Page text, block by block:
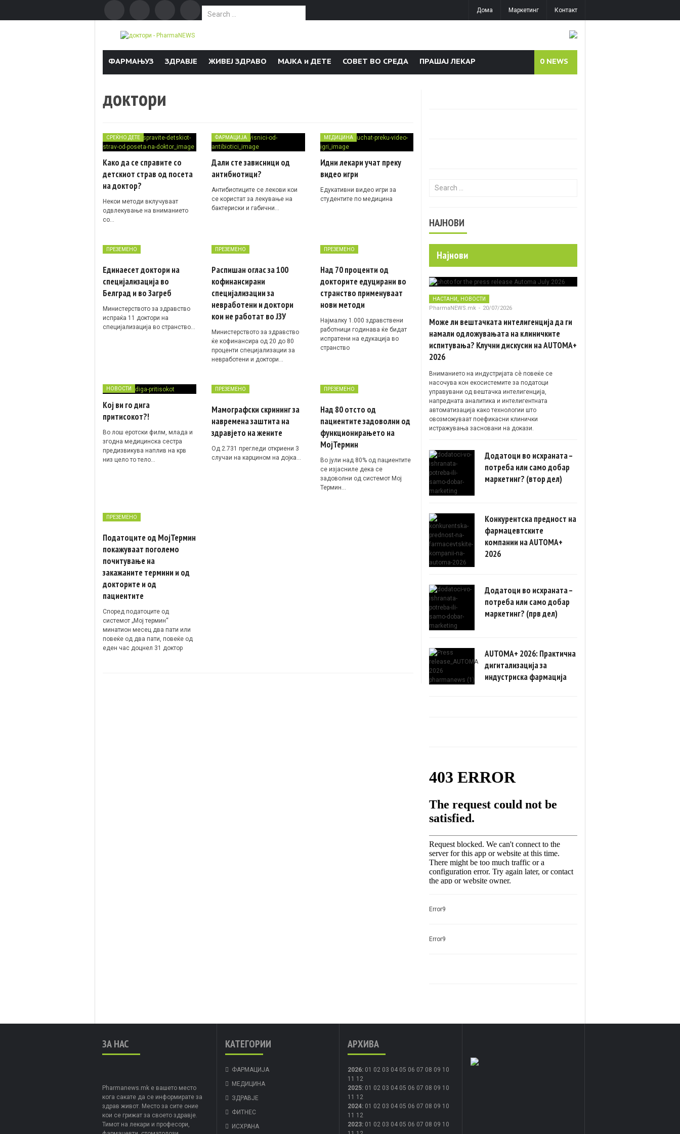
Search for:
Дома Маркетинг Контакт
ФАРМАЊУЗ ЗДРАВЈЕ ЖИВЕЈ ЗДРАВО МАЈКА и ДЕТЕ СОВЕТ ВО СРЕДА ПРАШАЈ ЛЕКАР 0 NEWS
доктори
СРЕЌНО ДЕТЕ
Како да се справите со
детскиот страв од посета
на доктор?
Некои методи вклучуваат
одвлекување на вниманието
со…
ФАРМАЦИЈА
Дали сте зависници од
антибиотици?
Антибиотиците се лекови кои
се користат за лекување на
бактериски и габични…
МЕДИЦИНА
Идни лекари учат преку
видео игри
Едукативни видео игри за
студентите по медицина
ПРЕЗЕМЕНО
Единаесет доктори на
специјализација во
Белград и во Загреб
Министерството за здравство
испраќа 11 доктори на
специјализација во странство…
ПРЕЗЕМЕНО
Распишан оглас за 100
кофинансирани
специјализации за
невработени и доктори
кои не работат во ЈЗУ
Министерството за здравство
ќе кофинансира од 20 до 80
проценти специјализации за
невработени и доктори…
ПРЕЗЕМЕНО
Над 70 проценти од
докторите едуцирани во
странство применуваат
нови методи
Најмалку 1.000 здравствени
работници годинава ќе бидат
испратени на едукација во
странство
НОВОСТИ
Кој ви го дига
притисокот?!
Во лош еротски филм, млада и
згодна медицинска сестра
предизвикува наплив на крв
низ цело то тело…
ПРЕЗЕМЕНО
Мамографски скрининг за
навремена заштита на
здравјето на жените
Од 2.731 прегледи откриени 3
случаи на карцином на дојка…
ПРЕЗЕМЕНО
Над 80 отсто од
пациентите задоволни од
функционирањето на
МојТермин
Во јули над 80% од пациентите
се изјасниле дека се
задоволни од системот Мој
Термин…
ПРЕЗЕМЕНО
Податоците од МојТермин
покажуваат поголемо
почитување на
закажаните термини и од
докторите и од
пациентите
Според податоците од
системот „Мој термин“
минатион месец два пати или
повеќе од два пати, повеќе од
еден час доцнел 31 доктор
Search for:
НАЈНОВИ
Најнови
НАСТАНИ НОВОСТИ
PharmaNEWS.mk - 20/07/2026
Може ли вештачката интелигенција да ги
намали одложувањата на клиничките
испитувања? Клучни дискусии на AUTOMA+
2026
Вниманието на индустријата сè повеќе се
насочува кон екосистемите за податоци
управувани од вештачка интелигенција,
напредната аналитика и интелигентната
автоматизација како технологии што
овозможуваат поефикасни клинички
истражувања засновани на докази.
Додатоци во исхраната –
потреба или само добар
маркетинг? (втор дел)
Конкурентска предност на
фармацевтските
компании на AUTOMA+
2026
Додатоци во исхраната –
потреба или само добар
маркетинг? (прв дел)
AUTOMA+ 2026: Практична
дигитализација за
индустриска фармација
Error9
Error9
ЗА НАС
Pharmanews.mk е вашето место
кога сакате да се информирате за
здрав живот. Место за сите оние
кои се грижат за своето здравје.
Тимот на лекари и професори,
КАТЕГОРИИ
ФАРМАЦИЈА
МЕДИЦИНА
ЗДРАВЈЕ
ФИТНЕС
ИСХРАНА
АРХИВА
2026: 01 02 03 04 05 06 07 08 09 10
11 12
2025: 01 02 03 04 05 06 07 08 09 10
11 12
2024: 01 02 03 04 05 06 07 08 09 10
11 12
2023: 01 02 03 04 05 06 07 08 09 10